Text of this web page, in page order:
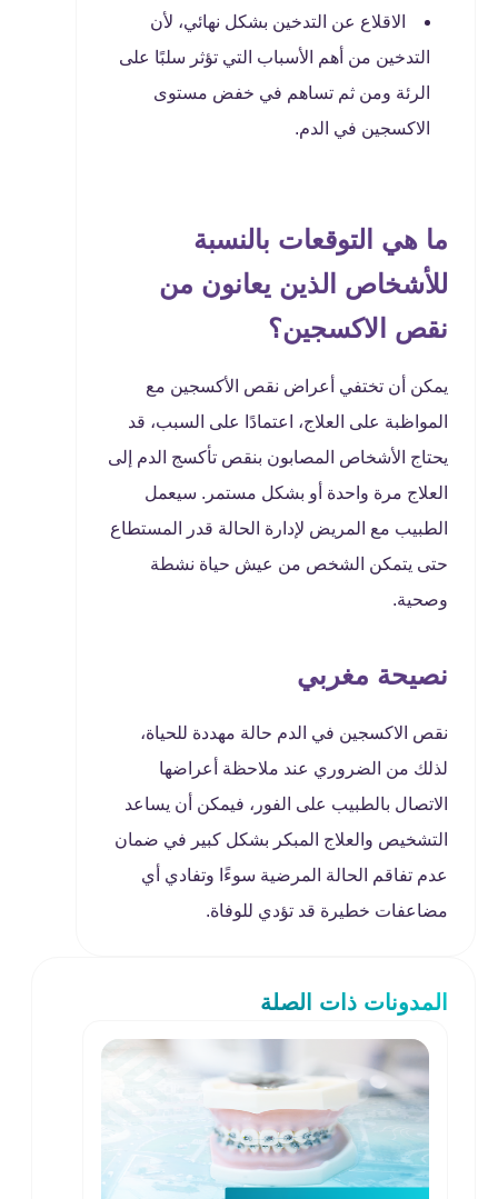
الاقلاع عن التدخين بشكل نهائي، لأن
التدخين من أهم الأسباب التي تؤثر سلبًا على
الرئة ومن ثم تساهم في خفض مستوى
الاكسجين في الدم.
ما هي التوقعات بالنسبة
للأشخاص الذين يعانون من
نقص الاكسجين؟
يمكن أن تختفي أعراض نقص الأكسجين مع
المواظبة على العلاج، اعتمادًا على السبب، قد
يحتاج الأشخاص المصابون بنقص تأكسج الدم إلى
العلاج مرة واحدة أو بشكل مستمر. سيعمل
الطبيب مع المريض لإدارة الحالة قدر المستطاع
حتى يتمكن الشخص من عيش حياة نشطة
وصحية.
نصيحة مغربي
نقص الاكسجين في الدم حالة مهددة للحياة،
لذلك من الضروري عند ملاحظة أعراضها
الاتصال بالطبيب على الفور، فيمكن أن يساعد
التشخيص والعلاج المبكر بشكل كبير في ضمان
عدم تفاقم الحالة المرضية سوءًا وتفادي أي
مضاعفات خطيرة قد تؤدي للوفاة.
المدونات ذات الصلة